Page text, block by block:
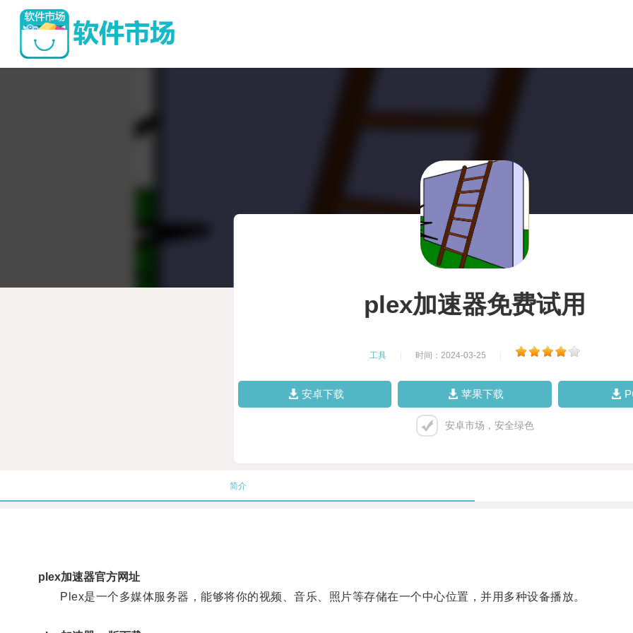
plex加速器免费试用
工具 时间：2024-03-25
安卓下载 苹果下载
安卓市场，安全绿色
简介
plex加速器官方网址
Plex是一个多媒体服务器，能够将你的视频、音乐、照片等存储在一个中心位置，并用多种设备播放。